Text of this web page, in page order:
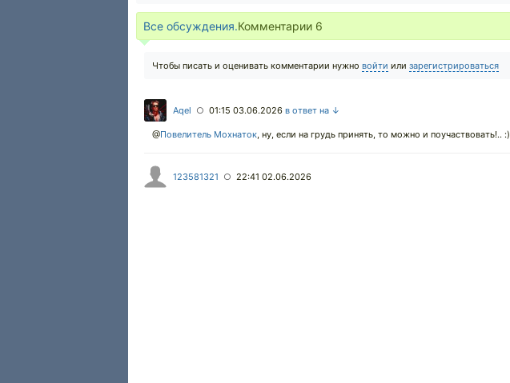
Все обсуждения.Комментарии 6
Чтобы писать и оценивать комментарии нужно войти или зарегистрироваться
Aqel ○ 01:15 03.06.2026 в ответ на ↓
@Повелитель Мохнаток, ну, если на грудь принять, то можно и поучаствовать!.. :)
123581321 ○ 22:41 02.06.2026